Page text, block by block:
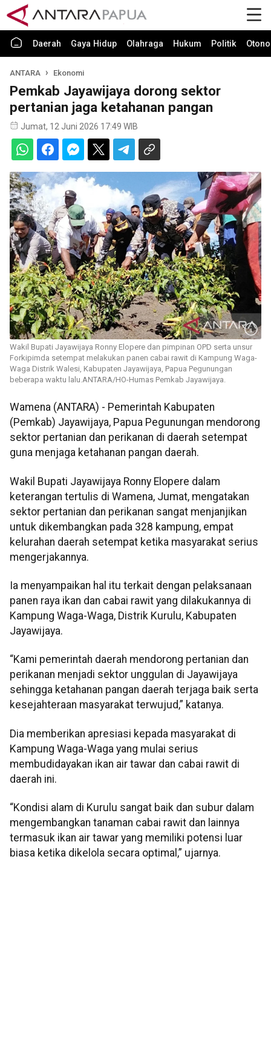
Daerah Gaya Hidup Olahraga Hukum Politik
ANTARA Ekonomi
Pemkab Jayawijaya dorong sektor
pertanian jaga ketahanan pangan
Jumat, 12 Juni 2026 17:49 WIB
Wakil Bupati Jayawijaya Ronny Elopere dan pimpinan OPD serta unsur
Forkipimda setempat melakukan panen cabai rawit di Kampung Waga-
Waga Distrik Walesi, Kabupaten Jayawijaya, Papua Pegunungan
beberapa waktu lalu.ANTARA/HO-Humas Pemkab Jayawijaya.
Wamena (ANTARA) - Pemerintah Kabupaten
(Pemkab) Jayawijaya, Papua Pegunungan mendorong
sektor pertanian dan perikanan di daerah setempat
guna menjaga ketahanan pangan daerah.
Wakil Bupati Jayawijaya Ronny Elopere dalam
keterangan tertulis di Wamena, Jumat, mengatakan
sektor pertanian dan perikanan sangat menjanjikan
untuk dikembangkan pada 328 kampung, empat
kelurahan daerah setempat ketika masyarakat serius
mengerjakannya.
Ia menyampaikan hal itu terkait dengan pelaksanaan
panen raya ikan dan cabai rawit yang dilakukannya di
Kampung Waga-Waga, Distrik Kurulu, Kabupaten
Jayawijaya.
“Kami pemerintah daerah mendorong pertanian dan
perikanan menjadi sektor unggulan di Jayawijaya
sehingga ketahanan pangan daerah terjaga baik serta
kesejahteraan masyarakat terwujud,” katanya.
Dia memberikan apresiasi kepada masyarakat di
Kampung Waga-Waga yang mulai serius
membudidayakan ikan air tawar dan cabai rawit di
daerah ini.
“Kondisi alam di Kurulu sangat baik dan subur dalam
mengembangkan tanaman cabai rawit dan lainnya
termasuk ikan air tawar yang memiliki potensi luar
biasa ketika dikelola secara optimal,” ujarnya.